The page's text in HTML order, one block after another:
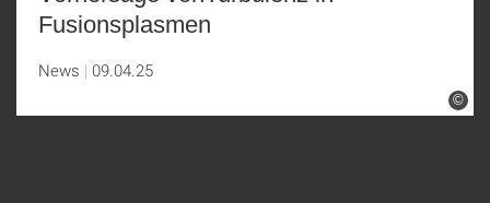
©
Fusionsplasmen
News 09.04.25